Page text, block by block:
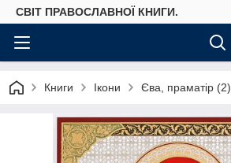
СВІТ ПРАВОСЛАВНОЇ КНИГИ.
Книги Ікони Єва, праматір (2)